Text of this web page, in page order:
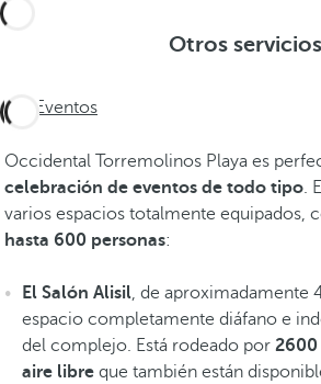
Otros servicios
Eventos
Occidental Torremolinos Playa es
celebración de eventos de todo tipo.
varios espacios totalmente equipados,
hasta 600 personas:
El Salón Alisil, de aproximadamente
espacio completamente diáfano e
del complejo. Está rodeado por 2600
aire libre que también están